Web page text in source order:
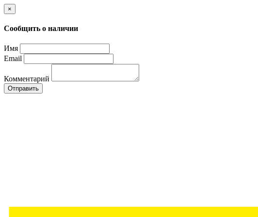
×
Сообщить о наличии
Имя
Email
Комментарий
Отправить